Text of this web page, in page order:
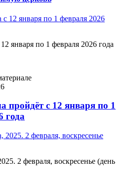
января по 1 февраля 2026 года
пройдёт с 12 января по 1
года
2 февраля, воскресенье (день